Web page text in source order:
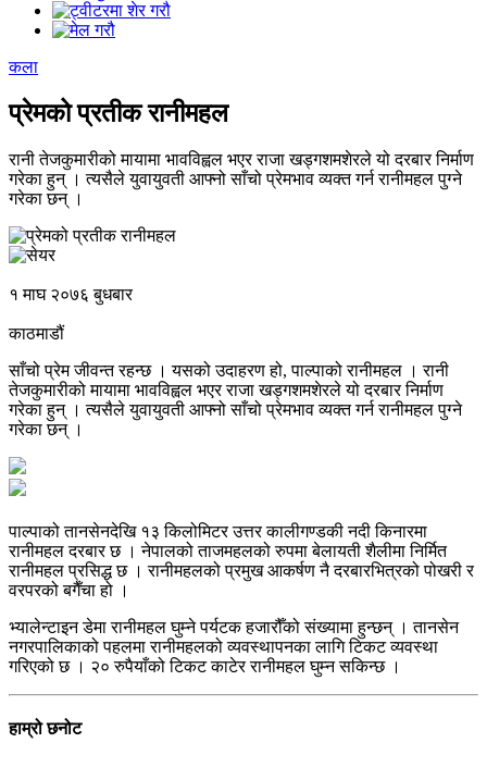
कला
प्रेमको प्रतीक रानीमहल
रानी तेजकुमारीको मायामा भावविह्वल भएर राजा खड्गशमशेरले यो दरबार निर्माण
गरेका हुन् । त्यसैले युवायुवती आफ्नो साँचो प्रेमभाव व्यक्त गर्न रानीमहल पुग्ने
गरेका छन् ।
१ माघ २०७६ बुधबार
काठमाडौं
साँचो प्रेम जीवन्त रहन्छ । यसको उदाहरण हो, पाल्पाको रानीमहल । रानी
तेजकुमारीको मायामा भावविह्वल भएर राजा खड्गशमशेरले यो दरबार निर्माण
गरेका हुन् । त्यसैले युवायुवती आफ्नो साँचो प्रेमभाव व्यक्त गर्न रानीमहल पुग्ने
गरेका छन् ।
पाल्पाको तानसेनदेखि १३ किलोमिटर उत्तर कालीगण्डकी नदी किनारमा
रानीमहल दरबार छ । नेपालको ताजमहलको रुपमा बेलायती शैलीमा निर्मित
रानीमहल प्रसिद्ध छ । रानीमहलको प्रमुख आकर्षण नै दरबारभित्रको पोखरी र
वरपरको बगैँचा हो ।
भ्यालेन्टाइन डेमा रानीमहल घुम्ने पर्यटक हजारौँको संख्यामा हुन्छन् । तानसेन
नगरपालिकाको पहलमा रानीमहलको व्यवस्थापनका लागि टिकट व्यवस्था
गरिएको छ । २० रुपैयाँको टिकट काटेर रानीमहल घुम्न सकिन्छ ।
हाम्रो छनोट